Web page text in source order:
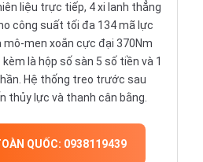
liệu trực tiếp, 4 xi lanh thẳng
công suất tối đa 134 mã lực
men xoắn cực đại 370Nm
là hộp số sàn 5 số tiền và 1
Hệ thống treo trước sau
thủy lực và thanh cân bằng.
QUỐC: 0938119439